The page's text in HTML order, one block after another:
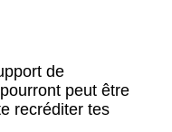
de
peut être
recréditer tes